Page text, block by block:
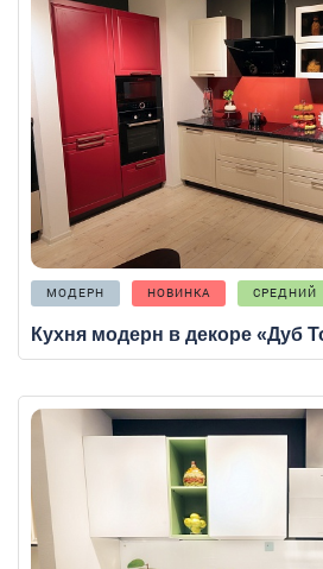
МОДЕРН НОВИНКА СРЕДНИЙ
Кухня модерн в декоре «Дуб